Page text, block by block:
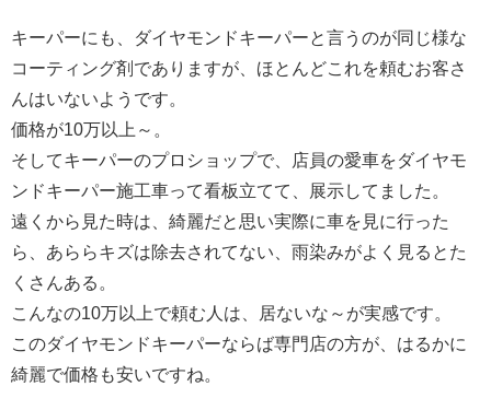
キーパーにも、ダイヤモンドキーパーと言うのが同じ様な
コーティング剤でありますが、ほとんどこれを頼むお客さ
んはいないようです。
価格が10万以上～。
そしてキーパーのプロショップで、店員の愛車をダイヤモ
ンドキーパー施工車って看板立てて、展示してました。
遠くから見た時は、綺麗だと思い実際に車を見に行った
ら、あららキズは除去されてない、雨染みがよく見るとた
くさんある。
こんなの10万以上で頼む人は、居ないな～が実感です。
このダイヤモンドキーパーならば専門店の方が、はるかに
綺麗で価格も安いですね。